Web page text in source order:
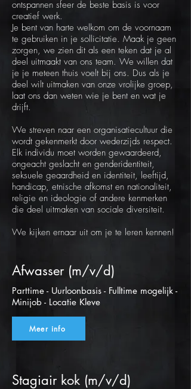
ontspannen sfeer de beste basis is voor
creatief werk.
Je bent van harte welkom om de voornaam
te gebruiken in je sollicitatie. Maak je geen
zorgen, we zien dit als een teken dat je al
deel uitmaakt van ons team. We willen dat
je je meteen thuis voelt bij ons. Dus als je
deel wilt uitmaken van onze vrolijke groep,
laat ons dan weten wie je bent en wat je
drijft.
We streven naar een organisatiecultuur die
wordt gekenmerkt door wederzijds respect.
Elk individu moet worden gewaardeerd,
ongeacht geslacht en genderidentiteit,
seksuele geaardheid en identiteit, leeftijd,
handicap, etnische afkomst en nationaliteit,
religie en ideologie of andere kenmerken
die deel uitmaken van sociale diversiteit.
We kijken ernaar uit om je te leren kennen!
Afwasser (m/v/d)
Parttime - Uurloonbasis - Fulltime mogelijk -
Minijob - Locatie Kleve
Meer info
Stagiair kok (m/v/d)